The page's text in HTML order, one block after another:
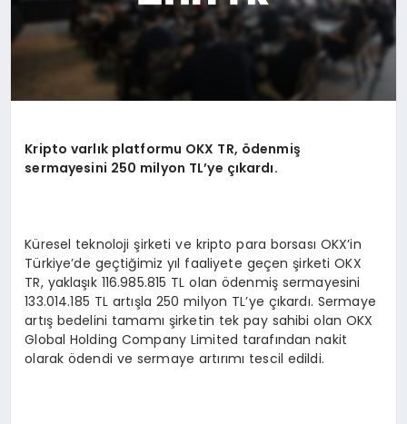
Kripto varlık platformu OKX TR, ödenmiş
sermayesini 250 milyon TL’ye çıkardı.
Küresel teknoloji şirketi ve kripto para borsası OKX’in
Türkiye’de geçtiğimiz yıl faaliyete geçen şirketi OKX
TR, yaklaşık 116.985.815 TL olan ödenmiş sermayesini
133.014.185 TL artışla 250 milyon TL’ye çıkardı. Sermaye
artış bedelini tamamı şirketin tek pay sahibi olan OKX
Global Holding Company Limited tarafından nakit
olarak ödendi ve sermaye artırımı tescil edildi.